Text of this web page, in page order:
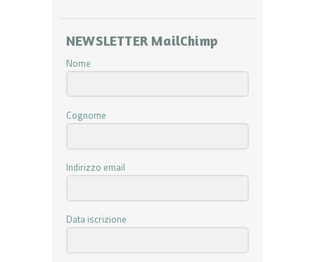
NEWSLETTER MailChimp
Nome
Cognome
Indirizzo email
Data iscrizione